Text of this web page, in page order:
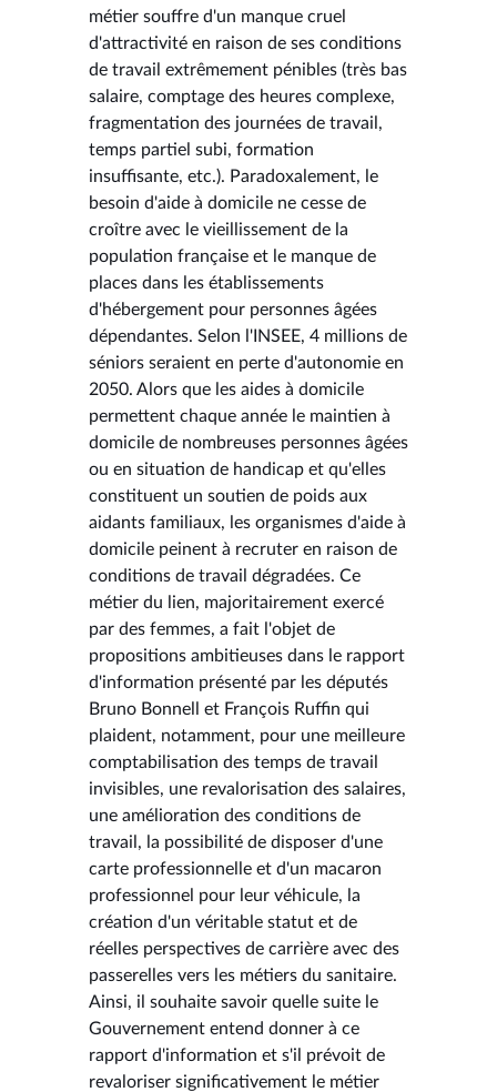
métier souffre d'un manque cruel
d'attractivité en raison de ses conditions
de travail extrêmement pénibles (très bas
salaire, comptage des heures complexe,
fragmentation des journées de travail,
temps partiel subi, formation
insuffisante, etc.). Paradoxalement, le
besoin d'aide à domicile ne cesse de
croître avec le vieillissement de la
population française et le manque de
places dans les établissements
d'hébergement pour personnes âgées
dépendantes. Selon l'INSEE, 4 millions de
séniors seraient en perte d'autonomie en
2050. Alors que les aides à domicile
permettent chaque année le maintien à
domicile de nombreuses personnes âgées
ou en situation de handicap et qu'elles
constituent un soutien de poids aux
aidants familiaux, les organismes d'aide à
domicile peinent à recruter en raison de
conditions de travail dégradées. Ce
métier du lien, majoritairement exercé
par des femmes, a fait l'objet de
propositions ambitieuses dans le rapport
d'information présenté par les députés
Bruno Bonnell et François Ruffin qui
plaident, notamment, pour une meilleure
comptabilisation des temps de travail
invisibles, une revalorisation des salaires,
une amélioration des conditions de
travail, la possibilité de disposer d'une
carte professionnelle et d'un macaron
professionnel pour leur véhicule, la
création d'un véritable statut et de
réelles perspectives de carrière avec des
passerelles vers les métiers du sanitaire.
Ainsi, il souhaite savoir quelle suite le
Gouvernement entend donner à ce
rapport d'information et s'il prévoit de
revaloriser significativement le métier